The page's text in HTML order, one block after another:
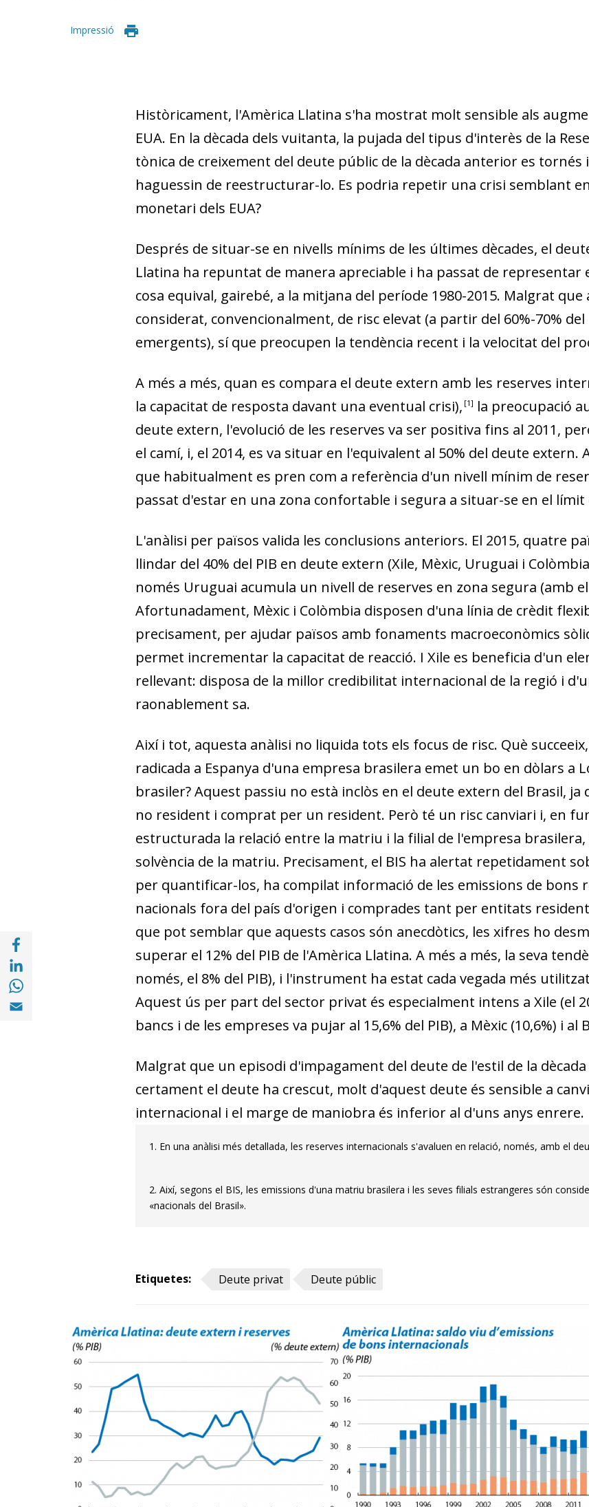
Impressió
Compartir a Facebook (opens in a new window)
Compartir a with Linkedin (opens in a new window)
Compartir a with Whatsapp (opens in a new window)
Compartir a Email (opens in a new window)
Històricament, l'Amèrica Llatina s'ha mostrat molt sensible als
EUA. En la dè­­ca­­da dels vuitanta, la pujada del tipus d'interès de la
tònica de creixement del deute públic de la dècada anterior es tornés
haguessin de reestructurar-lo. Es podria re­­pe­­tir una crisi semblant
mo­­netari dels EUA?
Després de situar-se en nivells mínims de les últimes dècades, el
Llatina ha repuntat de manera apreciable i ha passat de representar
cosa equival, gairebé, a la mitjana del període 1980-2015. Malgrat
consi­­derat, convencionalment, de risc elevat (a partir del 60%-70% del
emergents), sí que preo­­cu­­pen la tendència recent i la velocitat del
A més a més, quan es compara el deute extern amb les reserves
la capacitat de resposta davant una eventual crisi), 1
la preocupació
deute extern, l'evolució de les reserves va ser positiva fins al 2011,
el camí, i, el 2014, es va situar en l'equiva­­lent al 50% del deute
que habitualment es pren com a referència d'un nivell mínim de
passat d'estar en una zona confortable i segura a situar-se en el
L'anàlisi per països valida les conclusions anteriors. El 2015, quatre
llindar del 40% del PIB en deute extern (Xile, Mèxic, Uruguai i
només Uruguai acumula un ni­­vell de reserves en zona segura (amb
Afortunadament, Mèxic i Colòmbia disposen d'una línia de crèdit
precisament, per ajudar països amb fonaments macroeconòmics
permet incrementar la capacitat de reacció. I Xile es beneficia d'un
rellevant: disposa de la millor credibilitat internacional de la regió i
raonablement sa.
Així i tot, aquesta anàlisi no liquida tots els focus de risc. Què
radicada a Espanya d'una empresa brasilera emet un bo en dòlars a
brasiler? Aquest passiu no està in­­clòs en el deute extern del Brasil,
no resident i comprat per un resident. Però té un risc canviari i, en
estructurada la re­­la­­ció entre la matriu i la filial de l'empresa
solvència de la matriu. Precisament, el BIS ha alertat repetidament
per quantificar-los, ha compilat informació de les emissions de bons
nacionals fora del país d'o­­ri­­gen i comprades tant per entitats
que pot semblar que aquests casos són anecdòtics, les xifres ho
superar el 12% del PIB de l'Amèrica Llatina. A més a més, la seva
només, el 8% del PIB), i l'instrument ha estat cada vegada més
Aquest ús per part del sector privat és especialment intens a Xile (el
bancs i de les empreses va pujar al 15,6% del PIB), a Mèxic (10,6%) i al
Malgrat que un episodi d'impagament del deute de l'estil de la
certament el deute ha crescut, molt d'aquest deute és sensible a
internacional i el marge de maniobra és inferior al d'uns anys enrere.
1. En una anàlisi més detallada, les reserves internacionals s'avaluen en relació, només, amb el
2. Així, segons el BIS, les emissions d'una matriu brasilera i les seves filials estrangeres són
«nacionals del Brasil».
Etiquetes: Deute privat Deute públic